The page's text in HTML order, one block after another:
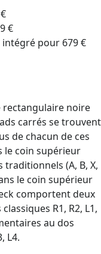
€
intégré pour 679 €
rectangulaire noire
carrés se trouvent
de chacun de ces
le coin supérieur
(A, B, X,
le coin supérieur
comportent deux
R1, R2, L1,
au dos
L4.